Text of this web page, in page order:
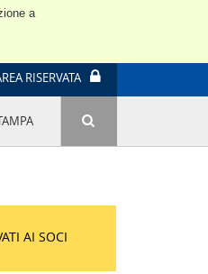
a
RISERVATA
NEL
AI SOCI